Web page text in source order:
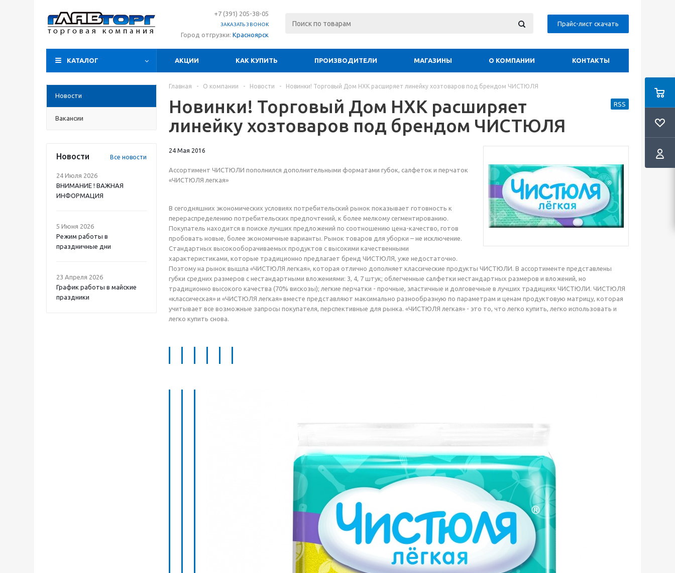
+7 (391) 205-38-05
ЗАКАЗАТЬ ЗВОНОК
Город отгрузки: Красноярск
Прайс-лист скачать
КАТАЛОГ АКЦИИ КАК КУПИТЬ ПРОИЗВОДИТЕЛИ МАГАЗИНЫ О КОМПАНИИ КОНТАКТЫ
Новости
Вакансии
Новости Все новости
24 Июля 2026
ВНИМАНИЕ ! ВАЖНАЯ
ИНФОРМАЦИЯ
5 Июня 2026
Режим работы в
праздничные дни
23 Апреля 2026
График работы в майские
праздники
Главная - О компании - Новости - Новинки! Торговый Дом НХК расширяет линейку хозтоваров под брендом ЧИСТЮЛЯ
Новинки! Торговый Дом НХК расширяет
линейку хозтоваров под брендом ЧИСТЮЛЯ
RSS
24 Мая 2016
Ассортимент ЧИСТЮЛИ пополнился дополнительными форматами губок, салфеток и перчаток
«ЧИСТЮЛЯ легкая»
В сегодняшних экономических условиях потребительский рынок показывает готовность к
перераспределению потребительских предпочтений, к более мелкому сегментированию.
Покупатель находится в поиске лучших предложений по соотношению цена-качество, готов
пробовать новые, более экономичные варианты. Рынок товаров для уборки – не исключение.
Стандартных высокооборачиваемых продуктов с высокими качественными
характеристиками, которые традиционно предлагает бренд ЧИСТЮЛЯ, уже недостаточно.
Поэтому на рынок вышла «ЧИСТЮЛЯ легкая», которая отлично дополняет классические продукты ЧИСТЮЛИ. В ассортименте представлены
губки средних размеров с нестандартными вложениями: 3, 4, 7 штук; облегченные салфетки нестандартных размеров и вложений, но
традиционно высокого качества (70% вискозы); легкие перчатки - прочные, эластичные и долговечные в лучших традициях ЧИСТЮЛИ. ЧИСТЮЛЯ
«классическая» и «ЧИСТЮЛЯ легкая» вместе представляют максимально разнообразную по параметрам и ценам продуктовую матрицу, которая
учитывает все возможные запросы покупателя, перспективные для рынка. «ЧИСТЮЛЯ легкая» - это то, что легко купить, легко использовать и
легко купить снова.